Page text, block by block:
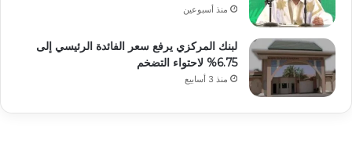
منذ أسبوعين
لبنك المركزي يرفع سعر الفائدة الرئيسي إلى
6.75% لاحتواء التضخم
منذ 3 أسابيع